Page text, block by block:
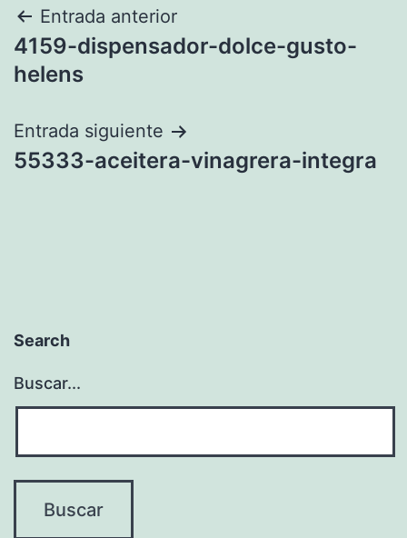
Navegación
de
Entrada anterior
4159-dispensador-dolce-gusto-
helens
Entrada siguiente
55333-aceitera-vinagrera-integra
Search
Buscar...